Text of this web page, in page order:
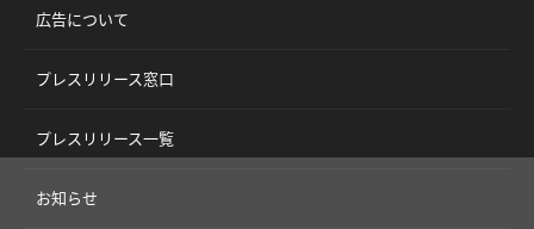
広告について
プレスリリース窓口
プレスリリース一覧
お知らせ